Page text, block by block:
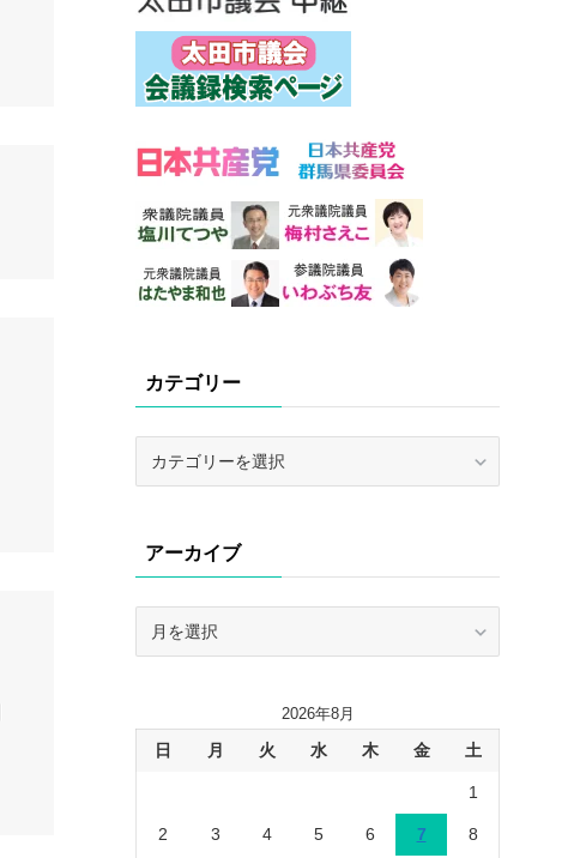
カテゴリー
ーアーカイブ
2026年8月
日 月 火 水 木 金 土
1
2 3 4 5 6 7 8